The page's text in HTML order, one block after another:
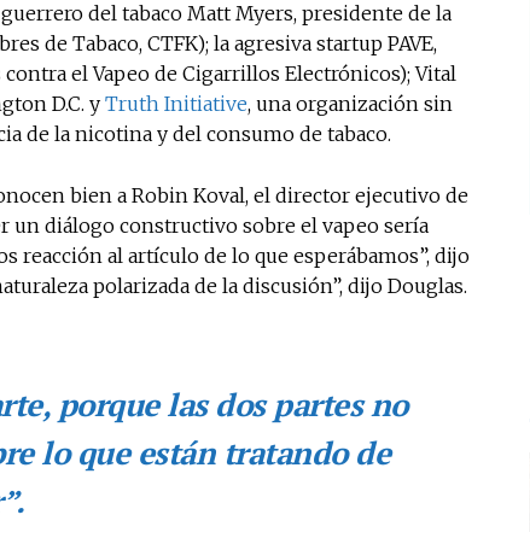
del tabaco Matt Myers, presidente de la
de Tabaco, CTFK); la agresiva startup PAVE,
el Vapeo de Cigarrillos Electrónicos); Vital
D.C. y Truth Initiative, una organización sin
de la nicotina y del consumo de tabaco.
bien a Robin Koval, el director ejecutivo de
un diálogo constructivo sobre el vapeo sería
reacción al artículo de lo que esperábamos”, dijo
polarizada de la discusión”, dijo Douglas.
porque las dos partes no
lo que están tratando de
.